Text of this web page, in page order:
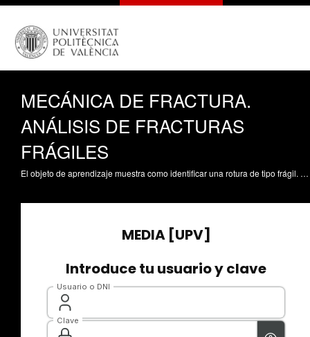
MECÁNICA DE FRACTURA.
ANÁLISIS DE FRACTURAS
FRÁGILES
El objeto de aprendizaje muestra como identificar una rotura de tipo frágil. Para ello se realiza una descripción de la mecánica de fractura y su utilidad y seguidamente se muestran en que aspectos debemos fijarnos para poder identificar una fractura de tipo frágil. Se tendrá en cuenta la deformación plástica, la velocidad de fractura, el aspecto macroscópico y microscópico. Fombuena Borrás, V. (2017). MECÁNICA DE FRACTURA. ANÁLISIS DE FRACTURAS FRÁGILES. https://riunet.upv.es/handle/10251/82161 DER